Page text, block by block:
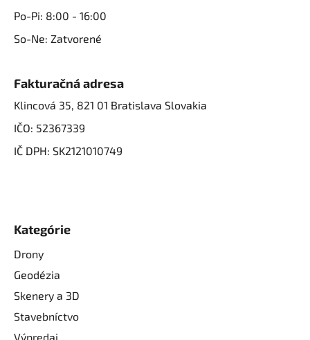
Po-Pi: 8:00 - 16:00
So-Ne: Zatvorené
Fakturačná adresa
Klincová 35, 821 01 Bratislava Slovakia
IČO: 52367339
IČ DPH: SK2121010749
Kategórie
Drony
Geodézia
Skenery a 3D
Stavebníctvo
Výpredaj